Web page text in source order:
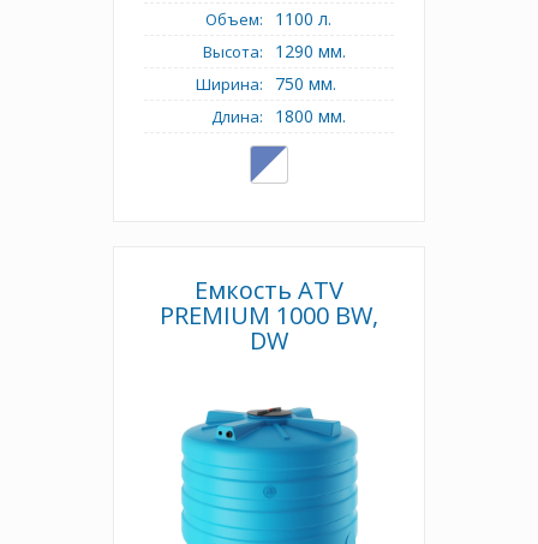
Объем: 1100 л.
Высота: 1290 мм.
Ширина: 750 мм.
Длина: 1800 мм.
Емкость ATV
PREMIUM 1000 BW,
DW